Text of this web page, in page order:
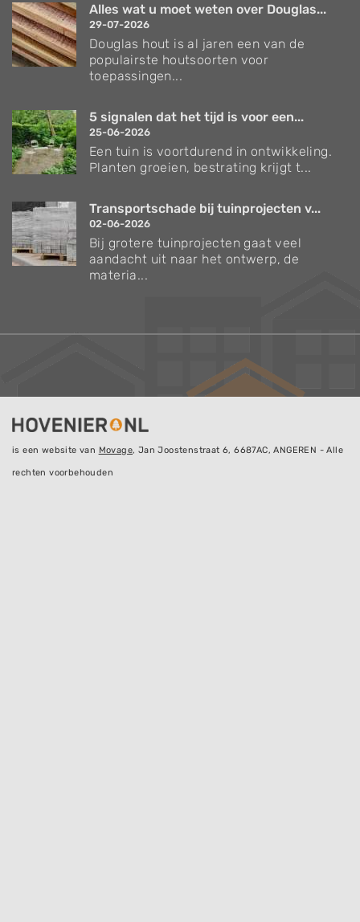
Alles wat u moet weten over Douglas...
29-07-2026
Douglas hout is al jaren een van de
populairste houtsoorten voor
toepassingen...
5 signalen dat het tijd is voor een...
25-06-2026
Een tuin is voortdurend in ontwikkeling.
Planten groeien, bestrating krijgt t...
Transportschade bij tuinprojecten v...
02-06-2026
Bij grotere tuinprojecten gaat veel
aandacht uit naar het ontwerp, de
materia...
is een website van Movage, Jan Joostenstraat 6, 6687AC, ANGEREN - Alle
rechten voorbehouden